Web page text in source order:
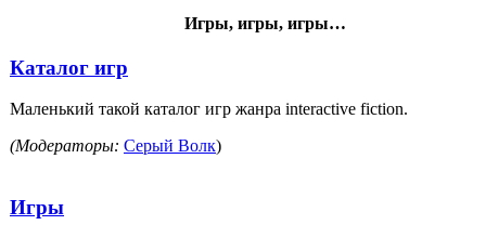
Игры, игры, игры…
Каталог игр
Маленький такой каталог игр жанра interaсtive fiction.
(Модераторы: Серый Волк)
Игры